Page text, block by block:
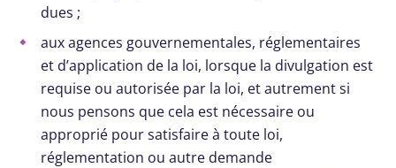
dues ;
aux agences gouvernementales, réglementaires
et d’application de la loi, lorsque la divulgation est
requise ou autorisée par la loi, et autrement si
nous pensons que cela est nécessaire ou
approprié pour satisfaire à toute loi,
réglementation ou autre demande